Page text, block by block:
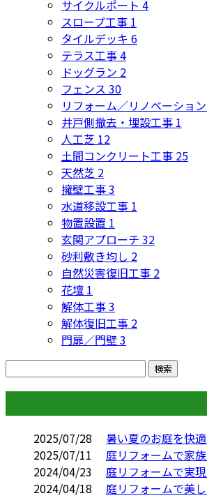
サイクルポート 4
スロープ工事 1
タイルデッキ 6
テラス工事4
ドッグラン 2
フェンス 30
リフォーム／リノベーション
井戸側撤去・埋設工事 1
人工芝 12
土間コンクリート工事 25
天然芝 2
擁壁工事3
水道移設工事 1
物置設置 1
玄関アプローチ 32
砂利敷き均し 2
自然災害復旧工事 2
花壇 1
解体工事3
解体復旧工事 2
門扉／門壁3
2025/07/28
暑い夏のお庭を快
2025/07/11
庭リフォームで家
2024/04/23
庭リフォームで実
2024/04/18
庭リフォームで美